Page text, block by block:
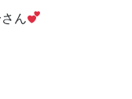
ん